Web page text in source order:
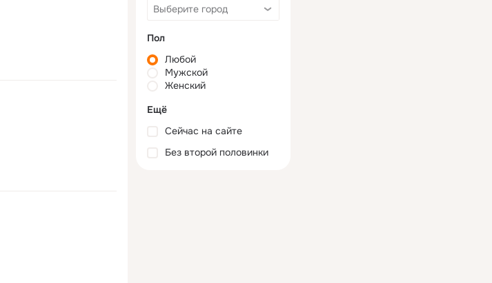
Пол
Любой
Мужской
Женский
Ещё
Сейчас на сайте
Без второй половинки